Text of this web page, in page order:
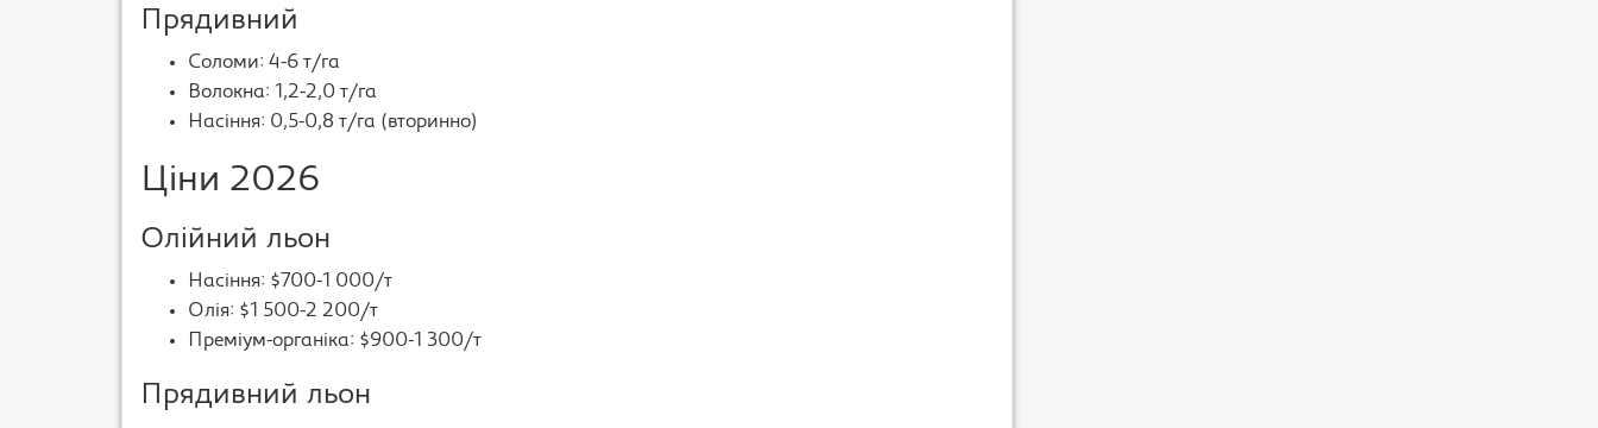
Прядивний
Соломи: 4-6 т/га
Волокна: 1,2-2,0 т/га
Насіння: 0,5-0,8 т/га (вторинно)
Ціни 2026
Олійний льон
Насіння: $700-1 000/т
Олія: $1 500-2 200/т
Преміум-органіка: $900-1 300/т
Прядивний льон